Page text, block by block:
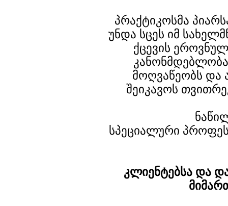
პრაქტიკოსმა
უნდა სცეს იმ
ქცევის
მოღვაწეობს და
შეიკავოს
სპეციალური
კლიენტებსა და